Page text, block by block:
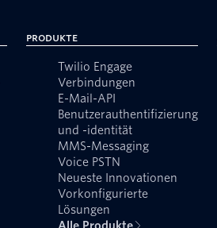
Produkte
Twilio Engage
Verbindungen
E-Mail-API
Benutzerauthentifizierung
und -identität
MMS-Messaging
Voice PSTN
Neueste Innovationen
Vorkonfigurierte
Lösungen